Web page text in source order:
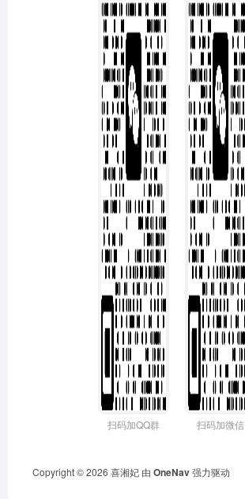
扫码加QQ群 扫码加微信
Copyright © 2026 喜湘妃 由 OneNav强力驱动